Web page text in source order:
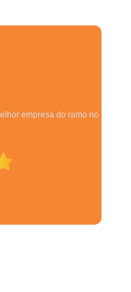
e de forma organizada.
e preço justo.